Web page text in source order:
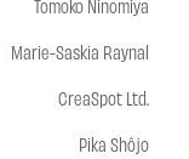
Tomoko Ninomiya
Marie-Saskia Raynal
CreaSpot Ltd.
Pika Shôjo